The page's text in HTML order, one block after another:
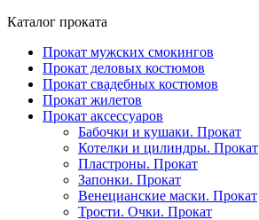
Каталог проката
Прокат мужских смокингов
Прокат деловых костюмов
Прокат свадебных костюмов
Прокат жилетов
Прокат аксессуаров
Бабочки и кушаки. Прокат
Котелки и цилиндры. Прокат
Пластроны. Прокат
Запонки. Прокат
Венецианские маски. Прокат
Трости. Очки. Прокат